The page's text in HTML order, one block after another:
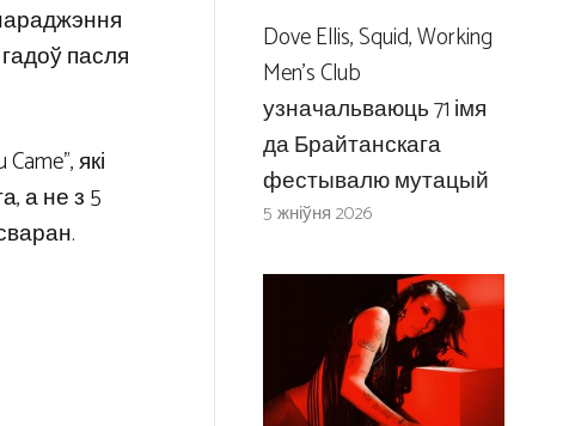
пасля
які
а не з 5
Dove Ellis, Squid, Working
Men’s Club
узначальваюць 71 імя
да Брайтанскага
фестывалю мутацый
5 жніўня 2026